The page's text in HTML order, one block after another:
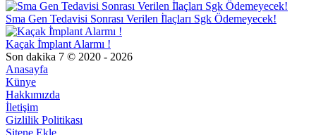
Sma Gen Tedavisi Sonrası Verilen İ̇laçları Sgk Ödemeyecek!
Kaçak İ̇mplant Alarmı !
Son dakika 7 © 2020 - 2026
Anasayfa
Künye
Hakkımızda
İletişim
Gizlilik Politikası
Sitene Ekle